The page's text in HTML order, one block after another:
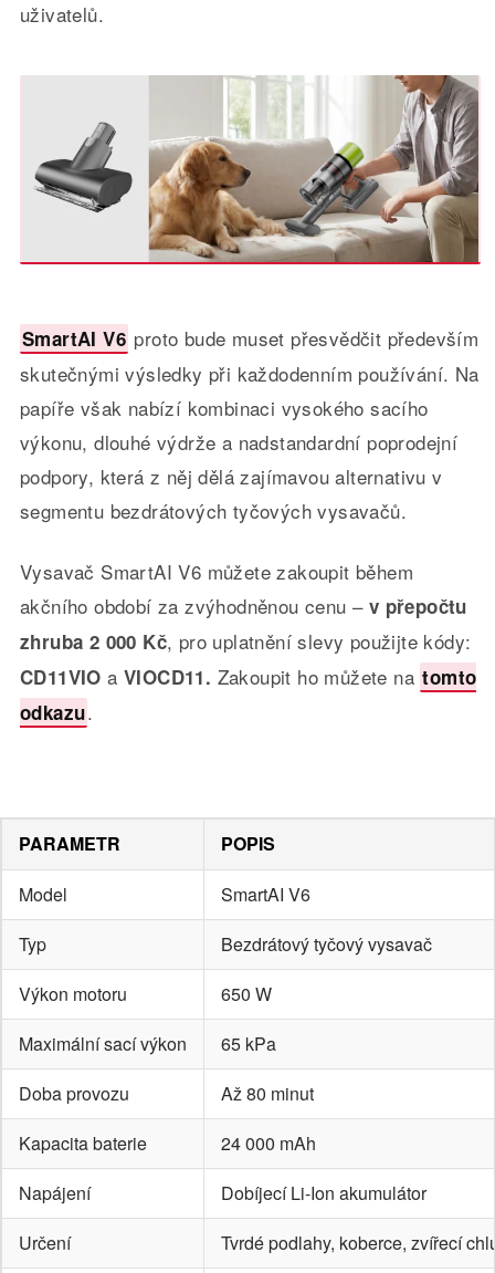
uživatelů.
SmartAI V6 proto bude muset přesvědčit především
skutečnými výsledky při každodenním používání. Na
papíře však nabízí kombinaci vysokého sacího
výkonu, dlouhé výdrže a nadstandardní poprodejní
podpory, která z něj dělá zajímavou alternativu v
segmentu bezdrátových tyčových vysavačů.
Vysavač SmartAI V6 můžete zakoupit během
akčního období za zvýhodněnou cenu – v přepočtu
zhruba 2 000 Kč, pro uplatnění slevy použijte kódy:
CD11VIOa VIOCD11. Zakoupit ho můžete na tomto
odkazu.
PARAMETR
POPIS
Model
SmartAI V6
Typ
Bezdrátový tyčový vysavač
Výkon motoru
650 W
Maximální sací výkon
65 kPa
Doba provozu
Až 80 minut
Kapacita baterie
24 000 mAh
Napájení
Dobíjecí Li-Ion akumulátor
Určení
Tvrdé podlahy, koberce, zvířecí